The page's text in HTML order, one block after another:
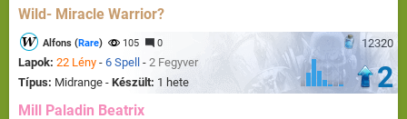
Wild- Miracle Warrior?
12320
Alfons (Rare) 105 0
Lapok: 22 Lény - 6 Spell - 2 Fegyver
Típus: Midrange - Készült: 1 hete 2
Mill Paladin Beatrix